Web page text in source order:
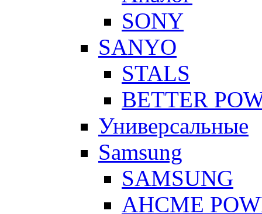
SONY
SANYO
STALS
BETTER
Универсальные
Samsung
SAMSUNG
AHCME